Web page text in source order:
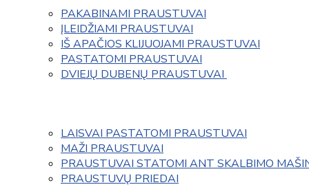
PAKABINAMI PRAUSTUVAI
ĮLEIDŽIAMI PRAUSTUVAI
IŠ APAČIOS KLIJUOJAMI PRAUSTUVAI
PASTATOMI PRAUSTUVAI
DVIEJŲ DUBENŲ PRAUSTUVAI
LAISVAI PASTATOMI PRAUSTUVAI
MAŽI PRAUSTUVAI
PRAUSTUVAI STATOMI ANT SKALBIMO
PRAUSTUVŲ PRIEDAI